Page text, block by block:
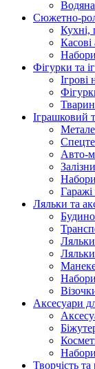
Сюжетно-
Кухні,
Фігурки та
Ігрові
Іграшковий
Авто-
Гаражі
Ляльки та
Набори
Аксесуари
Набори
Творчість